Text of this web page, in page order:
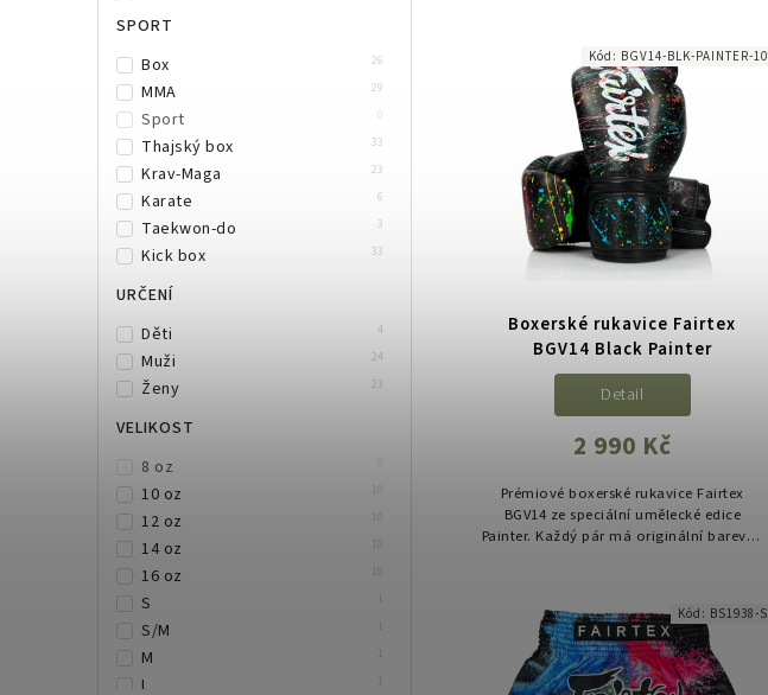
SPORT
Box
26
MMA 29
Sport 0
Thajský box 33
Krav-Maga 23
Karate 6
Taekwon-do 3
Kick box 33
URČENÍ
Děti
4
Muži 24
Ženy 23
VELIKOST
8 oz
10 oz 10
12 oz 10
14 oz
16 oz
S
S/M
M
L
Boxerské rukavice Fairtex
BGV14 Black Painter
2 990 Kč
Detail
Prémiové boxerské rukavice Fairtex
BGV14 ze speciální umělecké edice
Painter. Každý pár má originální barevný
Kód: BGV14-BLK-PAINTER-10
Kód: BS1938-S